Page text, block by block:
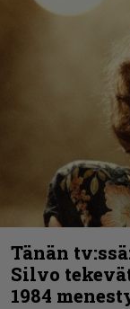
Tänän
Silvo
1984